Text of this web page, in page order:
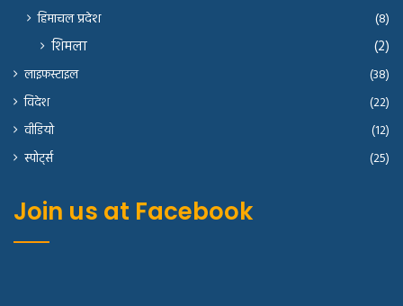
हिमाचल प्रदेश
(8)
शिमला (2)
लाइफस्टाइल
(38)
विदेश
(22)
वीडियो
(12)
स्पोर्ट्स
(25)
Join us at Facebook